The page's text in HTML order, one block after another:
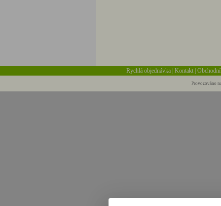
Rychlá objednávka |Kontakt |
Provozováno